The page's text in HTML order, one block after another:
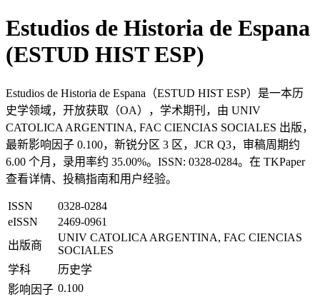
Estudios de Historia de Espana
(ESTUD HIST ESP)
Estudios de Historia de Espana（ESTUD HIST ESP）是一本历
史学领域，开放获取（OA），学术期刊，由 UNIV
CATOLICA ARGENTINA, FAC CIENCIAS SOCIALES 出版，
最新影响因子 0.100，新锐分区 3 区，JCR Q3，审稿周期约
6.00 个月，录用率约 35.00%。ISSN: 0328-0284。在 TKPaper
查看详情、投稿指南和用户经验。
ISSN
0328-0284
eISSN
2469-0961
出版商
UNIV CATOLICA ARGENTINA, FAC CIENCIAS
SOCIALES
学科
历史学
影响因子 0.100